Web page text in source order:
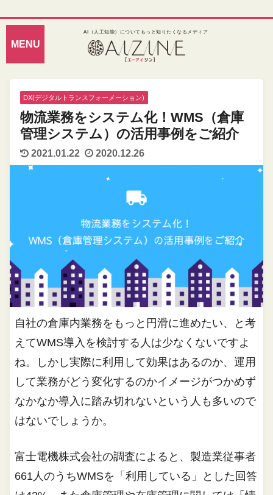
AI（人工知能）についてもっと知りたくなるメディア
DX(デジタルトランスフォーメーション)
物流業務をシステム化！WMS（倉庫
管理システム）の活用事例をご紹介
2021.01.22 2020.12.26
自社の倉庫内業務をもっと円滑に進めたい、と考
えてWMS導入を検討する人は少なくないですよ
ね。しかし実際に利用して効果はあるのか、運用
して業務がどう変化するのかイメージがつかめず
なかなか導入に踏み切れないという人も多いので
はないでしょうか。
富士電機株式会社の調査によると、製造業従事者
661人のうちWMSを「利用している」とした回答